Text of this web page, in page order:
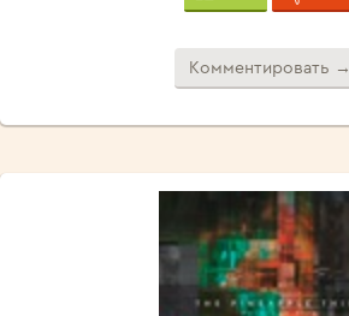
Комментировать →